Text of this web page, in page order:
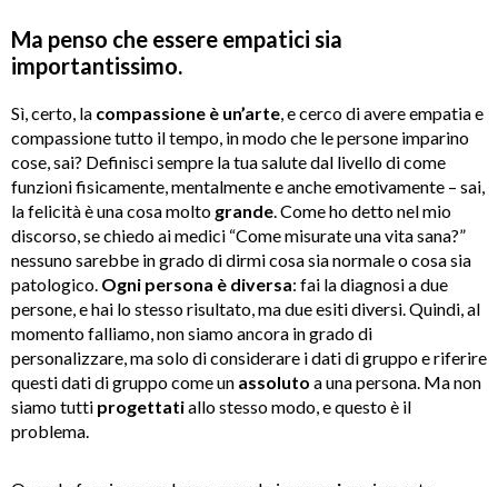
Ma penso che essere empatici sia
importantissimo.
Sì, certo, la compassione è un’arte, e cerco di avere empatia e
compassione tutto il tempo, in modo che le persone imparino
cose, sai? Definisci sempre la tua salute dal livello di come
funzioni fisicamente, mentalmente e anche emotivamente – sai,
la felicità è una cosa molto grande. Come ho detto nel mio
discorso, se chiedo ai medici “Come misurate una vita sana?”
nessuno sarebbe in grado di dirmi cosa sia normale o cosa sia
patologico. Ogni persona è diversa: fai la diagnosi a due
persone, e hai lo stesso risultato, ma due esiti diversi. Quindi, al
momento falliamo, non siamo ancora in grado di
personalizzare, ma solo di considerare i dati di gruppo e riferire
questi dati di gruppo come un assoluto a una persona. Ma non
siamo tutti progettatiallo stesso modo, e questo è il
problema.